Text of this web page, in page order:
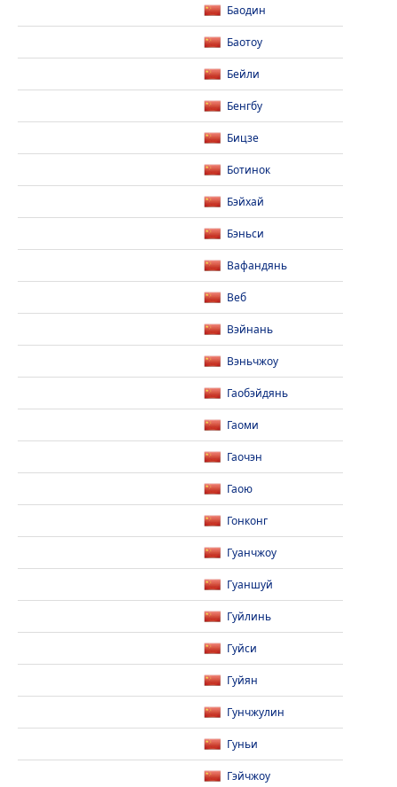
Баодин
Баотоу
Бейли
Бенгбу
Бицзе
Ботинок
Бэйхай
Бэньси
Вафандянь
Веб
Вэйнань
Вэньчжоу
Гаобэйдянь
Гаоми
Гаочэн
Гаою
Гонконг
Гуанчжоу
Гуаншуй
Гуйлинь
Гуйси
Гуйян
Гунчжулин
Гуньи
Гэйчжоу